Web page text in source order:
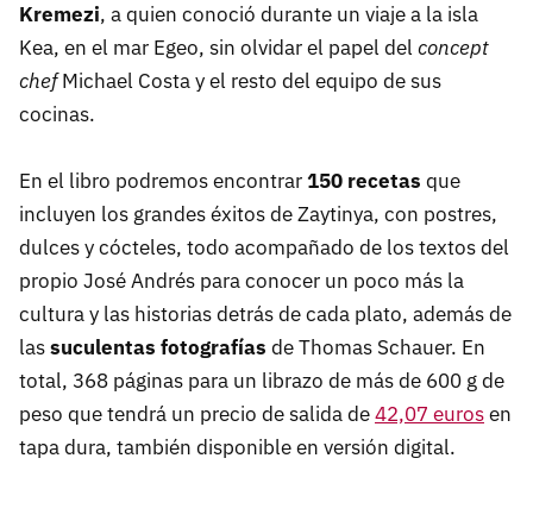
Kremezi, a quien conoció durante un viaje a la isla
Kea, en el mar Egeo, sin olvidar el papel del concept
chefMichael Costa y el resto del equipo de sus
cocinas.
En el libro podremos encontrar150 recetas que
incluyen los grandes éxitos de Zaytinya, con postres,
dulces y cócteles, todo acompañado de los textos del
propio José Andrés para conocer un poco más la
cultura y las historias detrás de cada plato, además de
lassuculentas fotografías de Thomas Schauer. En
total, 368 páginas para un librazo de más de 600 g de
peso que tendrá un precio de salida de42,07 eurosen
tapa dura, también disponible en versión digital.